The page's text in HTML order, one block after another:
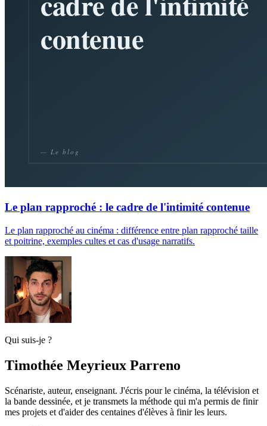
Le plan rapproché : le cadre de l'intimité contenue
Le plan rapproché au cinéma : différence entre plan rapproché taille
et poitrine, exemples cultes et cas d'usage narratifs.
Qui suis-je ?
Timothée Meyrieux Parreno
Scénariste, auteur, enseignant. J'écris pour le cinéma, la télévision et
la bande dessinée, et je transmets la méthode qui m'a permis de finir
mes projets et d'aider des centaines d'élèves à finir les leurs.